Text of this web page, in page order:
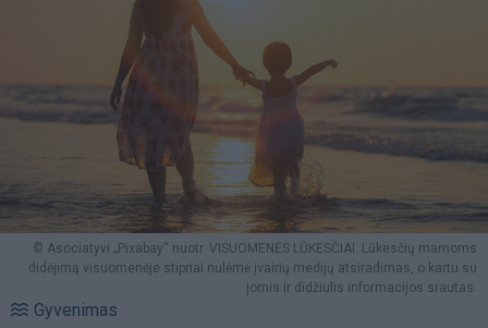
© Asociatyvi „Pixabay“ nuotr. VISUOMENĖS LŪKESČIAI. Lūkesčių mamoms
didėjimą visuomenėje stipriai nulėmė įvairių medijų atsiradimas, o kartu su
jomis ir didžiulis informacijos srautas.
Gyvenimas